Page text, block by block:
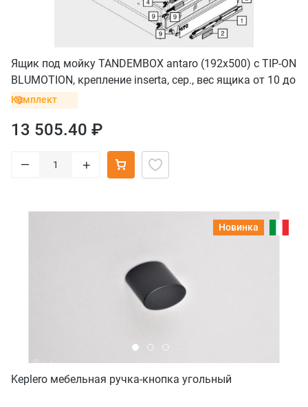
Ящик под мойку TANDEMBOX antaro (192х500) с TIP-ON
BLUMOTION, крепление inserta, сер., вес ящика от 10 до
30 кг
Комплект
13 505.40 ₽
– +
Новинка
Keplero мебельная ручка-кнопка угольный